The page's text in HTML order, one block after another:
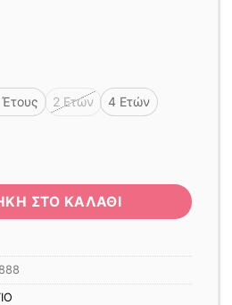
Έτους 2 Ετών
4 Ετών
1-6Υ ΚΥΑΝΟ ποσότητα
ΣΤΟ ΚΑΛΆΘΙ